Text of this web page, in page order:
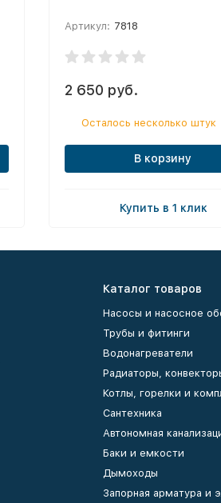
Артикул: 7818
2 650 руб.
Осталось несколько штук
В корзину
Купить в 1 клик
Каталог товаров
Насосы и насосное
Трубы и фитинги
Водонагреватели
Радиаторы,
Котлы, горелки и
Сантехника
Автономная
Баки и емкости
Дымоходы
Запорная арматура и